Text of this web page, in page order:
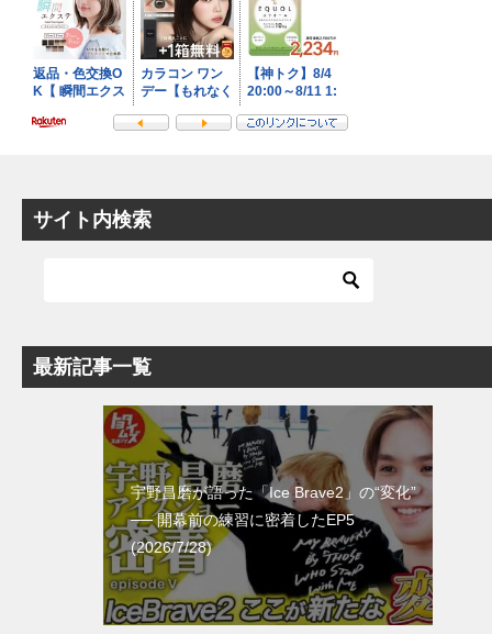
サイト内検索
最新記事一覧
宇野昌磨が語った「Ice Brave2」の“変化”
── 開幕前の練習に密着したEP5
(2026/7/28)